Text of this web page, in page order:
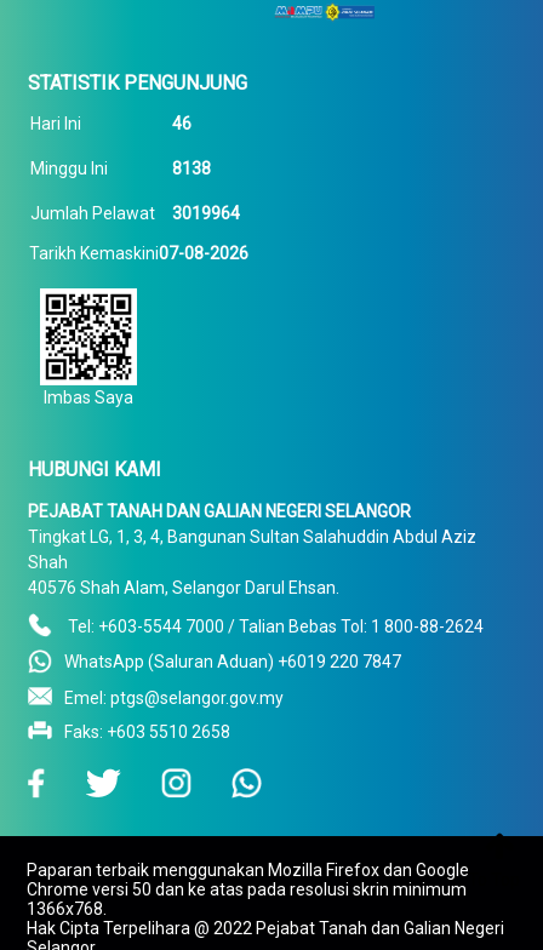
STATISTIK PENGUNJUNG
Hari Ini 46
Minggu Ini 8138
Jumlah Pelawat 3019964
Tarikh Kemaskini07-08-2026
Imbas Saya
HUBUNGI KAMI
PEJABAT TANAH DAN GALIAN NEGERI SELANGOR
Tingkat LG, 1, 3, 4, Bangunan Sultan Salahuddin Abdul Aziz
Shah
40576 Shah Alam, Selangor Darul Ehsan.
Tel: +603-5544 7000 / Talian Bebas Tol: 1 800-88-2624
WhatsApp (Saluran Aduan) +6019 220 7847
Emel: ptgs@selangor.gov.my
Faks: +603 5510 2658

To Top
Paparan terbaik menggunakan Mozilla Firefox dan Google
Chrome versi 50 dan ke atas pada resolusi skrin minimum
1366x768.
Hak Cipta Terpelihara @ 2022 Pejabat Tanah dan Galian Negeri